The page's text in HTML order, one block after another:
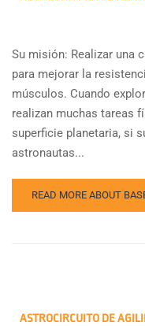
Su misión: Realizar una
para mejorar la
músculos. Cuando
realizan muchas tareas
superficie planetaria, si
astronautas...
READ MORE ABOUT
ASTROCIRCUITO DE